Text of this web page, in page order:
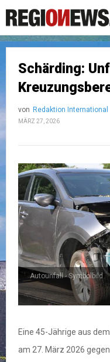
Schärding:
von Redaktion International
MÄRZ 27, 2026
Autounfall - Symbolbild
Eine 45-Jährige aus
am 27. März 2026